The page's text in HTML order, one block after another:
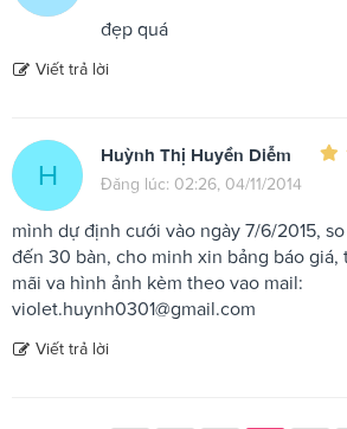
đẹp quá
Viết trả lời
H
Huỳnh Thị Huyền Diễm
Đăng lúc: 02:26, 04/11/2014
mình dự định cưới vào ngày 7/6/2015,
đến 30 bàn, cho minh xin bảng báo giá,
mãi va hình ảnh kèm theo vao mail:
violet.huynh0301@gmail.com
Viết trả lời